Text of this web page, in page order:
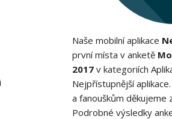
Naše mobilní aplikace
první místa v anketě
2017v kategoriích
Nejpřístupnější
a fanouškům děkujeme
Podrobné výsledky